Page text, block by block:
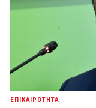
ΕΠΙΚΑΙΡΟΤΗΤΑ